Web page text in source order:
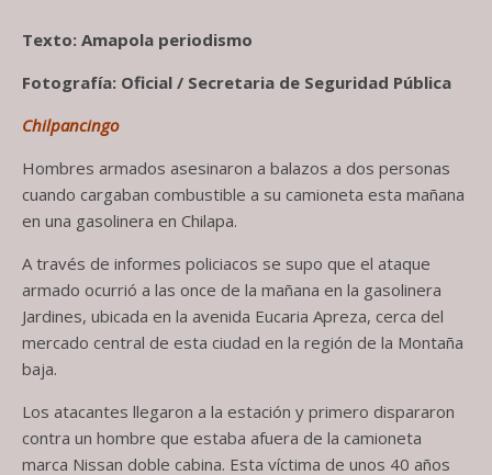
Texto: Amapola periodismo
Fotografía: Oficial / Secretaria de Seguridad Pública
Chilpancingo
Hombres armados asesinaron a balazos a dos personas
cuando cargaban combustible a su camioneta esta mañana
en una gasolinera en Chilapa.
A través de informes policiacos se supo que el ataque
armado ocurrió a las once de la mañana en la gasolinera
Jardines, ubicada en la avenida Eucaria Apreza, cerca del
mercado central de esta ciudad en la región de la Montaña
baja.
Los atacantes llegaron a la estación y primero dispararon
contra un hombre que estaba afuera de la camioneta
marca Nissan doble cabina. Esta víctima de unos 40 años